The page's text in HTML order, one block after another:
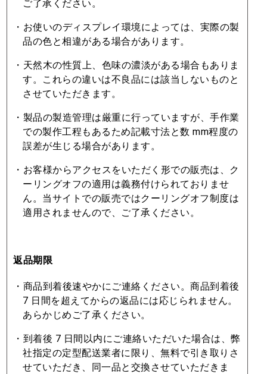
ご了承ください。
・お使いのディスプレイ環境によっては、実際の製
品の⾊と相違がある場合があります。
・天然⽊の性質上、⾊味の濃淡がある場合もありま
す。これらの違いは不良品には該当しないものと
させていただきます。
・製品の製造管理は厳重に⾏っていますが、⼿作業
での製作⼯程もあるため記載⼨法と数 mm程度の
誤差が⽣じる場合があります。
・お客様からアクセスをいただく形での販売は、ク
ーリングオフの適⽤は義務付けられておりませ
ん。当サイトでの販売ではクーリングオフ制度は
適⽤されませんので、ご了承ください。
返品期限
・商品到着後速やかにご連絡ください。商品到着後
7 ⽇間を超えてからの返品には応じられません。
あらかじめご了承ください。
・到着後 7 ⽇間以内にご連絡いただいた場合は、弊
社指定の定型配送業者に限り、無料で引き取りさ
せていただき、同⼀品と交換させていただきま